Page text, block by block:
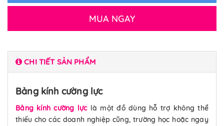
MUA NGAY
CHI TIẾT SẢN PHẨM
Bảng kính cường lực
Bảng kính cường lực là một đồ dùng hỗ trợ không thể
thiếu cho các doanh nghiệp cũng, trường học hoặc ngay